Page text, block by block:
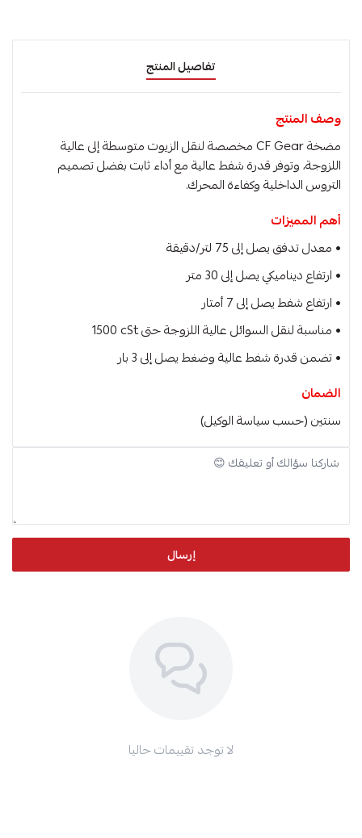
تفاصيل المنتج
وصف المنتج
مضخة CF Gear مخصصة لنقل الزيوت متوسطة إلى عالية
اللزوجة، وتوفر قدرة شفط عالية مع أداء ثابت بفضل تصميم
التروس الداخلية وكفاءة المحرك.
أهم المميزات
• معدل تدفق يصل إلى ‎75‎ لتر/دقيقة
• ارتفاع ديناميكي يصل إلى ‎30‎ متر
• ارتفاع شفط يصل إلى ‎7‎ أمتار
• مناسبة لنقل السوائل عالية اللزوجة حتى ‎1500‎ cSt
• تضمن قدرة شفط عالية وضغط يصل إلى ‎3‎ بار
الضمان
سنتين (حسب سياسة الوكيل)
إرسال
لا توجد تقييمات حاليا